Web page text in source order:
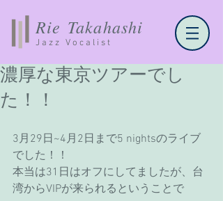
Rie Takahashi
Jazz Vocalist
濃厚な東京ツアーでし
た！！
3月29日~4月2日まで5 nightsのライブ
でした！！
本当は31日はオフにしてましたが、台
湾からVIPが来られるということで